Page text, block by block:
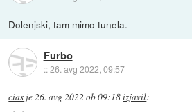
Dolenjski, tam mimo tunela.
Furbo
::26. avg 2022, 09:57
cias je26. avg 2022 ob 09:18izjavil: